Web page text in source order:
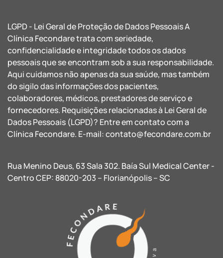
LGPD - Lei Geral de Proteção de Dados Pessoais A
Clínica Fecondare trata com seriedade,
confidencialidade e integridade todos os dados
pessoais que se encontram sob a sua responsabilidade.
Aqui cuidamos não apenas da sua saúde, mas também
do sigilo das informações dos pacientes,
colaboradores, médicos, prestadores de serviço e
fornecedores. Requisições relacionadas à Lei Geral de
Dados Pessoais (LGPD)? Entre em contato com a
Clínica Fecondare. E-mail:contato@fecondare.com.br
Rua Menino Deus, 63 Sala 302. Baía Sul Medical Center -
Centro CEP: 88020-203 – Florianópolis – SC